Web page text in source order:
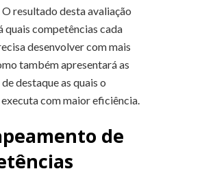
resultado desta avaliação
quais competências cada
desenvolver com mais
também apresentará as
destaque as quais o
com maior eficiência.
de